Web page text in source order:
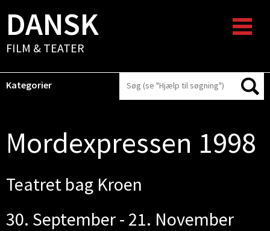
DANSK
FILM & TEATER
Kategorier
Mordexpressen 1998
Teatret bag Kroen
30. September - 21. November